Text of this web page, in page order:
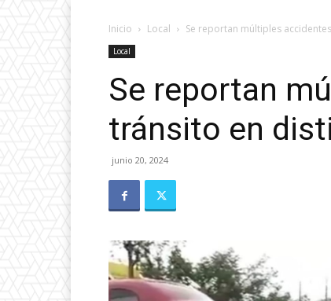
Inicio Local Se reportan múltiples
Local
Se reportan
tránsito en
junio 20, 2024